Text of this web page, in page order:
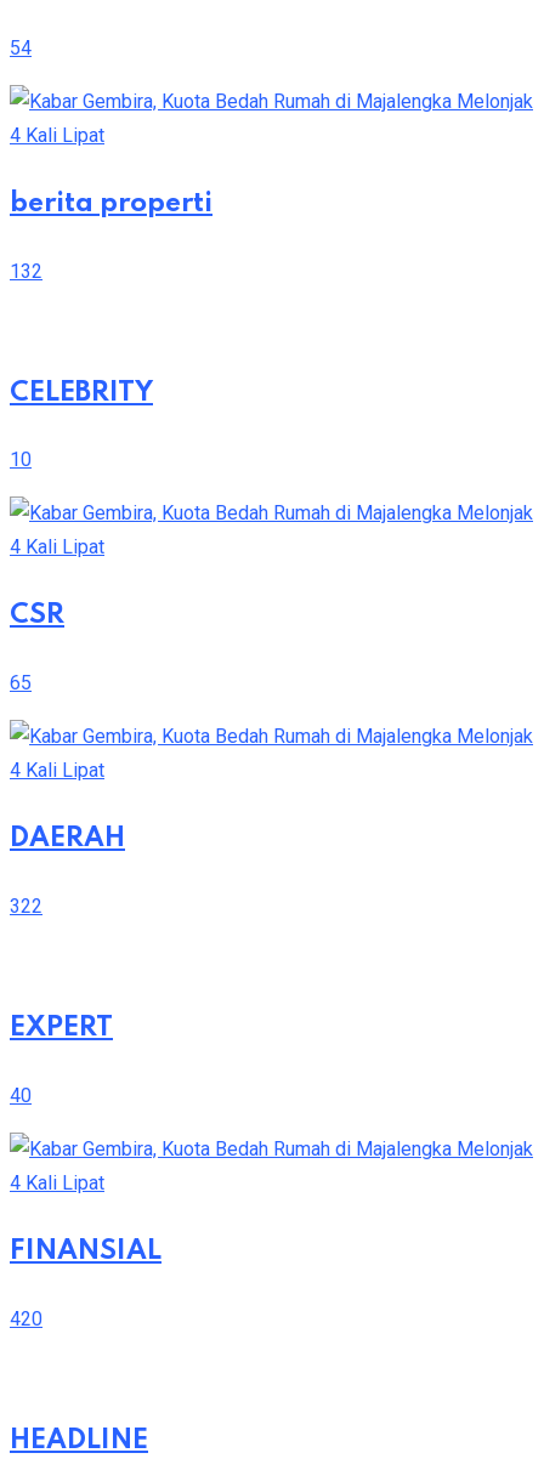
54
berita properti
132
CELEBRITY
10
CSR
65
DAERAH
322
EXPERT
40
FINANSIAL
420
HEADLINE